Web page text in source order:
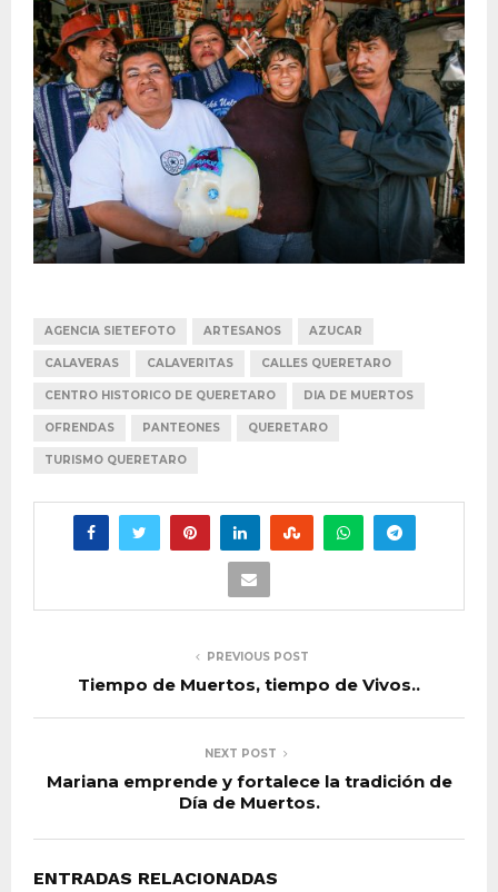
AGENCIA SIETEFOTO ARTESANOS AZUCAR
CALAVERAS CALAVERITAS CALLES QUERETARO
CENTRO HISTORICO DE QUERETARO DIA DE MUERTOS
OFRENDAS PANTEONES QUERETARO
TURISMO QUERETARO
PREVIOUS POST
Tiempo de Muertos, tiempo de Vivos..
NEXT POST
Mariana emprende y fortalece la tradición de
Día de Muertos.
ENTRADAS RELACIONADAS